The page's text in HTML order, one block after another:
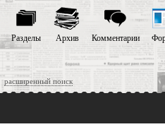
расширенный поиск
Разделы Архив Комментарии